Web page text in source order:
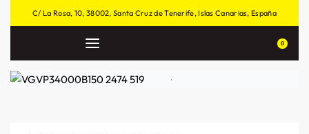
C/ La Rosa, 10, 38002, Santa Cruz de Tenerife, Islas Canarias, España
0